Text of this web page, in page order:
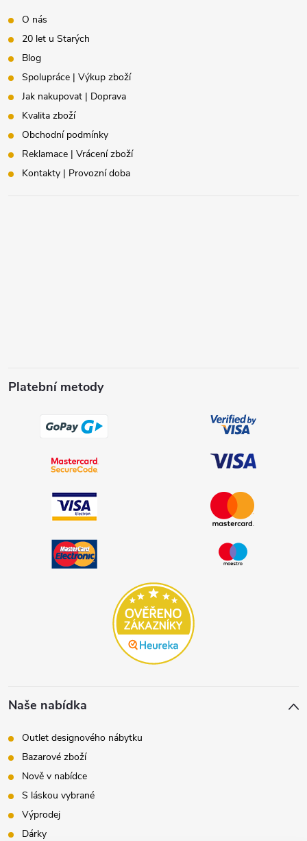
O nás
20 let u Starých
Blog
Spolupráce | Výkup zboží
Jak nakupovat | Doprava
Kvalita zboží
Obchodní podmínky
Reklamace | Vrácení zboží
Kontakty | Provozní doba
Platební metody
Naše nabídka
Outlet designového nábytku
Bazarové zboží
Nově v nabídce
S láskou vybrané
Výprodej
Dárky